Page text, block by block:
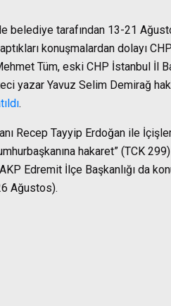
belediye tarafından 13-21
konuşmalardan dolayı
Tüm, eski CHP İstanbul İl
yazar Yavuz Selim Demirağ
.
Recep Tayyip Erdoğan ile
hakaret” (TCK
Edremit İlçe Başkanlığı da
Ağustos).